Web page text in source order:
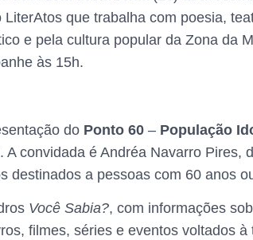
que trabalha com poesia,
e pela cultura popular da Zona da
às 15h.
do Ponto 60 – População
convidada é Andréa Navarro
destinados a pessoas com 60 anos
Você Sabia?, com informações
filmes, séries e eventos voltados à